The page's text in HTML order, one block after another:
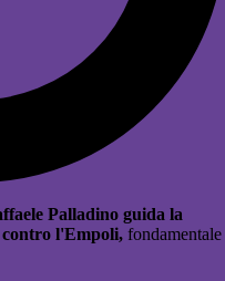
Palladino guida la
l'Empoli, fondamentale